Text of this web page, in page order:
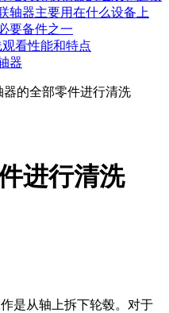
轴器主要用在什么设备上
要备件之一
看性能和特点
器
器的全部零件进行清洗
进行清洗
是从轴上拆下轮毂。对于